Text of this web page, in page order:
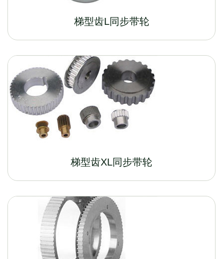
梯型齿L同步带轮
梯型齿XL同步带轮